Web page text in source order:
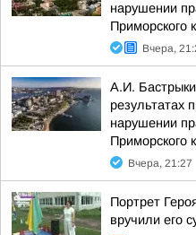
нарушении
Приморского
Вчера,
А.И.
результатах
нарушении
Приморского
Вчера, 21:27
Портрет
вручили его